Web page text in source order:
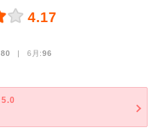
4.17
80 | 6月:96
5.0